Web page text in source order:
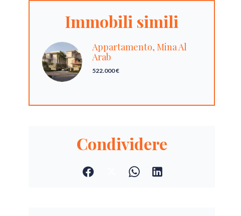
Immobili simili
Appartamento, Mina Al
Arab
522.000 €
Condividere